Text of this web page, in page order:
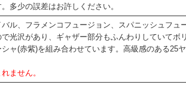
多少の誤差はお許しください。
ル、フラメンコフュージョン、スパニッシュフュ
光沢があり、ギャザー部分もふんわりしていてボ
ャ(赤紫)を組み合わせています。高級感のある25
ません。